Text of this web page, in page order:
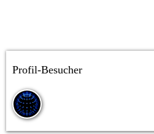
Profil-Besucher